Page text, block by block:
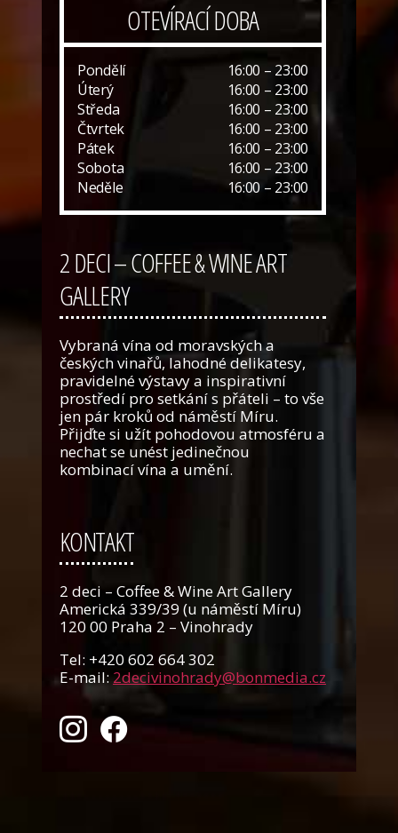
OTEVÍRACÍ DOBA
Pondělí
16:00 – 23:00
Úterý
16:00 – 23:00
Středa
16:00 – 23:00
Čtvrtek
16:00 – 23:00
Pátek
16:00 – 23:00
Sobota
16:00 – 23:00
Neděle
16:00 – 23:00
2 DECI – COFFEE & WINE ART
GALLERY
Vybraná vína od moravských a
českých vinařů, lahodné delikatesy,
pravidelné výstavy a inspirativní
prostředí pro setkání s přáteli – to vše
jen pár kroků od náměstí Míru.
Přijďte si užít pohodovou atmosféru a
nechat se unést jedinečnou
kombinací vína a umění.
KONTAKT
2 deci – Coffee & Wine Art Gallery
Americká 339/39 (u náměstí Míru)
120 00 Praha 2 – Vinohrady
Tel: +420 602 664 302
E-mail: 2decivinohrady@bonmedia.cz